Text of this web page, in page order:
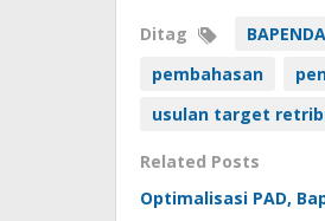
Ditag
pembahasan
usulan target
Related Posts
Optimalisasi PAD,